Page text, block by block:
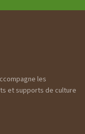
les
et supports de culture